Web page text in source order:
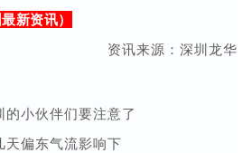
新资讯）
资讯来源：深圳龙华
的小伙伴们要注意了
天偏东气流影响下